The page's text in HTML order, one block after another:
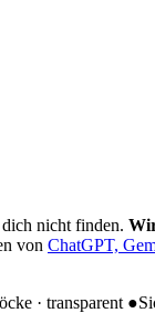
nicht finden.
von ChatGPT,
· transparent ●